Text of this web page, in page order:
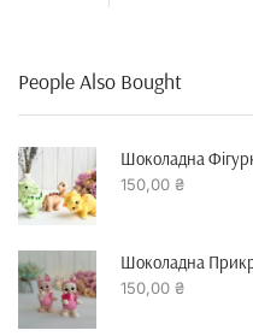
People Also Bought
Шоколадна
150,00 ₴
Шоколадна
150,00 ₴